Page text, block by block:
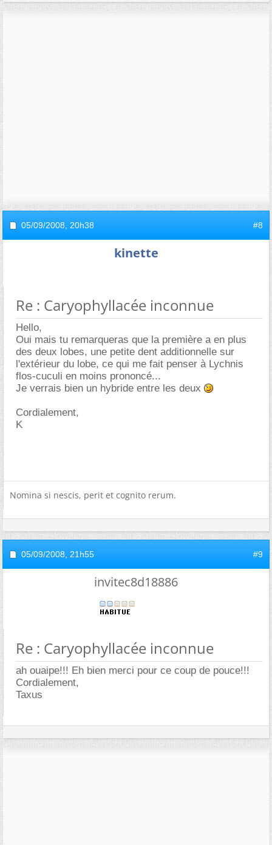
05/09/2008, 20h38 #8
kinette
Re : Caryophyllacée inconnue
Hello,
Oui mais tu remarqueras que la première a en plus
des deux lobes, une petite dent additionnelle sur
l'extérieur du lobe, ce qui me fait penser à Lychnis
flos-cuculi en moins prononcé...
Je verrais bien un hybride entre les deux
Cordialement,
K
Nomina si nescis, perit et cognito rerum.
05/09/2008, 21h55 #9
invitec8d18886
Re : Caryophyllacée inconnue
ah ouaipe!!! Eh bien merci pour ce coup de pouce!!!
Cordialement,
Taxus